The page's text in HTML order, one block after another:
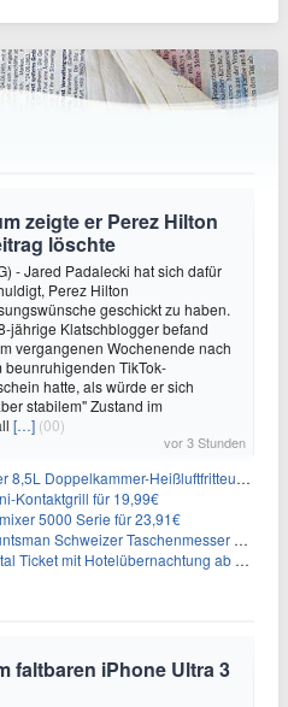
zeigte er Perez Hilton
löschte
- Jared Padalecki hat sich dafür
Perez Hilton
geschickt zu haben.
jährige Klatschblogger befand
vergangenen Wochenende nach
beunruhigenden TikTok-
hatte, als würde er sich
stabilem" Zustand im
[…] (00)
vor 3 Stunden
Heißluftfritteuse mit Sichtfenster für 139,94€
Kontaktgrill für 19,99€
5000 Serie für 23,91€
Taschenmesser mit 15 Funktionen für 31,65€
mit Hotelübernachtung ab 109€ p.P.
faltbaren iPhone Ultra 3